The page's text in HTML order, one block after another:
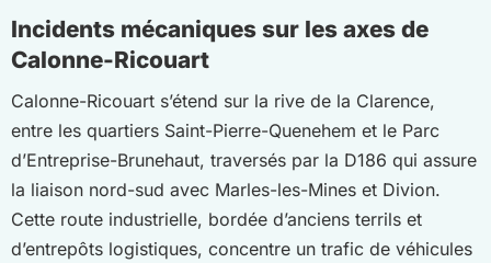
Incidents mécaniques sur les axes de
Calonne-Ricouart
Calonne-Ricouart s’étend sur la rive de la Clarence,
entre les quartiers Saint-Pierre-Quenehem et le Parc
d’Entreprise-Brunehaut, traversés par la D186 qui assure
la liaison nord-sud avec Marles-les-Mines et Divion.
Cette route industrielle, bordée d’anciens terrils et
d’entrepôts logistiques, concentre un trafic de véhicules